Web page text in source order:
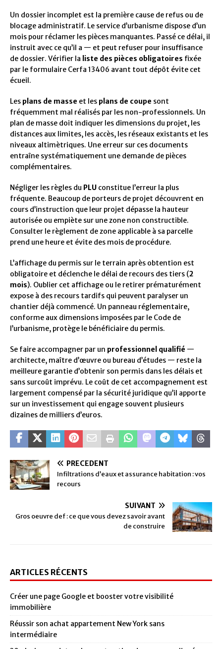
Un dossier incomplet est la première cause de refus ou de
blocage administratif. Le service d’urbanisme dispose d’un
mois pour réclamer les pièces manquantes. Passé ce délai, il
instruit avec ce qu’il a — et peut refuser pour insuffisance
de dossier. Vérifier la liste des pièces obligatoires fixée
par le formulaire Cerfa 13406 avant tout dépôt évite cet
écueil.
Les plans de masse et les plans de coupe sont
fréquemment mal réalisés par les non-professionnels. Un
plan de masse doit indiquer les dimensions du projet, les
distances aux limites, les accès, les réseaux existants et les
niveaux altimètriques. Une erreur sur ces documents
entraîne systématiquement une demande de pièces
complémentaires.
Négliger les règles du PLU constitue l’erreur la plus
fréquente. Beaucoup de porteurs de projet découvrent en
cours d’instruction que leur projet dépasse la hauteur
autorisée ou empiète sur une zone non constructible.
Consulter le règlement de zone applicable à sa parcelle
prend une heure et évite des mois de procédure.
L’affichage du permis sur le terrain après obtention est
obligatoire et déclenche le délai de recours des tiers (2
mois). Oublier cet affichage ou le retirer prématurément
expose à des recours tardifs qui peuvent paralyser un
chantier déjà commencé. Un panneau réglementaire,
conforme aux dimensions imposées par le Code de
l’urbanisme, protège le bénéficiaire du permis.
Se faire accompagner par un professionnel qualifié —
architecte, maître d’œuvre ou bureau d’études — reste la
meilleure garantie d’obtenir son permis dans les délais et
sans surcoût imprévu. Le coût de cet accompagnement est
largement compensé par la sécurité juridique qu’il apporte
sur un investissement qui engage souvent plusieurs
dizaines de milliers d’euros.
PRÉCÉDENT
Infiltrations d’eaux et assurance habitation : vos
recours
SUIVANT
Gros oeuvre def : ce que vous devez savoir avant
de construire
ARTICLES RÉCENTS
Créer une page Google et booster votre visibilité
immobilière
Réussir son achat appartement New York sans
intermédiaire